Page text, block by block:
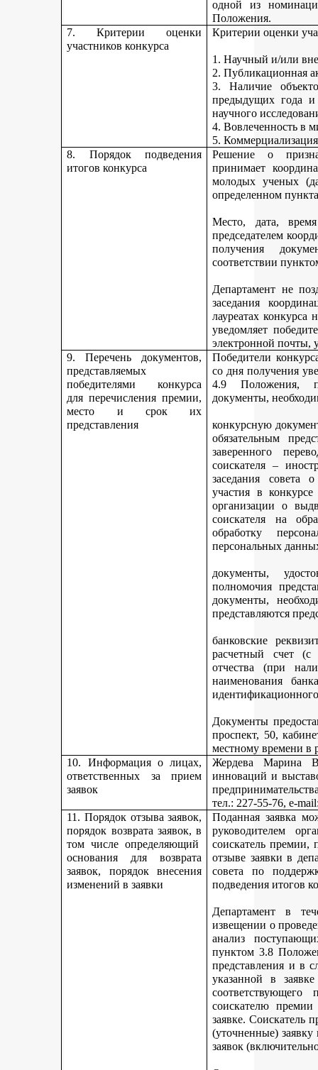
одной из
Положения.
7. Критерии оценки
участников конкурса
Критерии оценки
1. Научный и/или
2. Публикационная
3. Наличие
предыдущих года
научного
4. Вовлеченность в
5.
8. Порядок подведения
итогов конкурса
Решение о
принимает
молодых ученых
определенном
Место, дата, время
председателем
получения
соответствии
Департамент не
заседания
лауреатах
уведомляет
электронной почты,
9. Перечень документов,
представляемых
победителями конкурса
для перечисления премии,
место и срок их
представления
Победители
со дня получения
4.9 Положения,
документы,
конкурсную
обязательным
заверенного
соискателя –
заседания совета
участия в
организации о
соискателя на
обработку
персональных
документы,
полномочия
документы,
представляются
банковские
расчетный счет (с
отчества (при
наименования
Документы
проспект, 50,
местному времени в
10. Информация о лицах,
ответственных за прием
заявок
Жердева Марина
инноваций и
тел.: 227-55-76, e-
11. Порядок отзыва заявок,
порядок возврата заявок, в
том числе определяющий
основания для возврата
заявок, порядок внесения
изменений в заявки
Поданная заявка
руководителем
соискатель премии,
отзыве заявки в
совета по
подведения итогов
Департамент в
извещении о
анализ
пунктом 3.8
представления и в
указанной в
соответствующего
соискателю
заявке. Соискатель
(уточненные)
заявок